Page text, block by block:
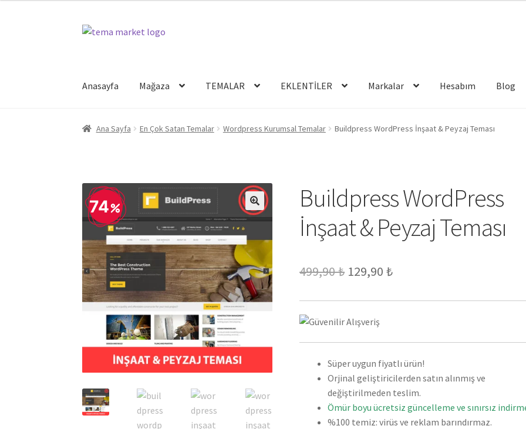
Dolaşıma
İçeriğe
Anasayfa Mağaza TEMALAR EKLENTİLER Markalar Hesabım Blog
Ana Sayfa En Çok Satan Temalar Wordpress Kurumsal Temalar Buildpress WordPress İnşaat & Peyzaj Teması
74
🔍
Buildpress WordPress
İnşaat & Peyzaj Teması
499,90₺ Orijinal
129,90₺Şu
Süper uygun fiyatlı ürün!
Orjinal geliştiricilerden satın alınmış ve
değiştirilmeden teslim.
Ömür boyu ücretsiz güncelleme ve sınırsız
%100 temiz: virüs ve reklam barındırmaz.